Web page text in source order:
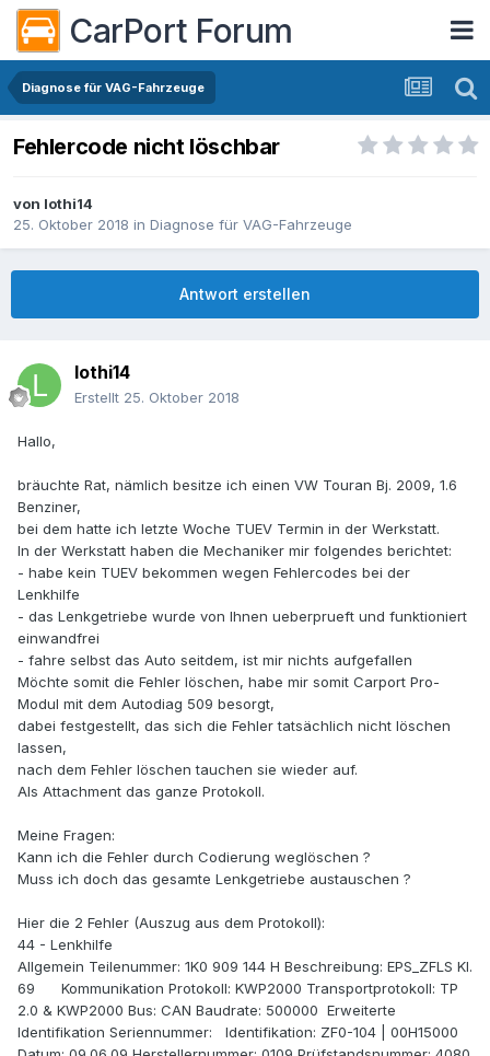
CarPort Forum
Diagnose für VAG-Fahrzeuge
Fehlercode nicht löschbar
von lothi14
25. Oktober 2018 in Diagnose für VAG-Fahrzeuge
Antwort erstellen
lothi14
Erstellt 25. Oktober 2018
Hallo,
bräuchte Rat, nämlich besitze ich einen VW Touran Bj. 2009, 1.6
Benziner,
bei dem hatte ich letzte Woche TUEV Termin in der Werkstatt.
In der Werkstatt haben die Mechaniker mir folgendes berichtet:
- habe kein TUEV bekommen wegen Fehlercodes bei der
Lenkhilfe
- das Lenkgetriebe wurde von Ihnen ueberprueft und funktioniert
einwandfrei
- fahre selbst das Auto seitdem, ist mir nichts aufgefallen
Möchte somit die Fehler löschen, habe mir somit Carport Pro-
Modul mit dem Autodiag 509 besorgt,
dabei festgestellt, das sich die Fehler tatsächlich nicht löschen
lassen,
nach dem Fehler löschen tauchen sie wieder auf.
Als Attachment das ganze Protokoll.
Meine Fragen:
Kann ich die Fehler durch Codierung weglöschen ?
Muss ich doch das gesamte Lenkgetriebe austauschen ?
Hier die 2 Fehler (Auszug aus dem Protokoll):
44 - Lenkhilfe
Allgemein Teilenummer: 1K0 909 144 H Beschreibung: EPS_ZFLS Kl.
69 Kommunikation Protokoll: KWP2000 Transportprotokoll: TP
2.0 & KWP2000 Bus: CAN Baudrate: 500000 Erweiterte
Identifikation Seriennummer: Identifikation: ZF0-104 | 00H15000